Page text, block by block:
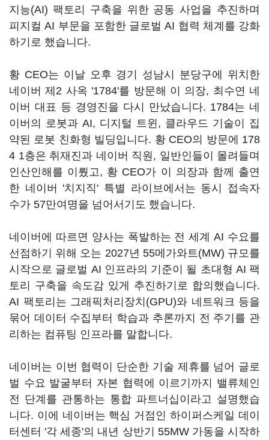
지능(AI) 팩토리 구축을 위한 공동 사업을 추진하며
피지컬 AI 부문을 포함한 글로벌 AI 협력 체계를 강화
하기로 했습니다.
황 CEO는 이날 오후 경기 성남시 분당구에 위치한
네이버 제2 사옥 '1784'를 방문해 이 의장, 최수연 네
이버 대표 등 경영진을 다시 만났습니다. 1784는 네
이버의 로봇과 AI, 디지털 트윈, 클라우드 기술이 집
약된 로봇 친화형 빌딩입니다. 황 CEO의 방문에 178
4 1층은 취재진과 네이버 직원, 일반인들이 몰려들며
인산인해를 이뤘고, 황 CEO가 이 의장과 함께 출연
한 네이버 '치지직' 특별 라이브에서는 동시 접속자
수가 57만여명을 넘어서기도 했습니다.
네이버에 따르면 양사는 폭발하는 전 세계 AI 수요를
선점하기 위해 오는 2027년 55메가와트(MW) 규모를
시작으로 글로벌 AI 인프라의 기준이 될 초대형 AI 팩
토리 구축을 속도감 있게 추진하기로 합의했습니다.
AI 팩토리는 그래픽처리장치(GPU)와 네트워크 등을
묶어 데이터 수집부터 학습과 추론까지 전 주기를 관
리하는 컴퓨팅 인프라를 말합니다.
네이버는 이번 협력이 단순한 기술 제휴를 넘어 글로
벌 수요 발굴부터 자본 협력에 이르기까지 밸류체인
전 단계를 관통하는 통합 파트너십이라고 설명했습
니다. 이에 네이버는 핵심 거점인 하이퍼스케일 데이
터센터 '각 세종'의 내년 상반기 55MW 가동을 시작하